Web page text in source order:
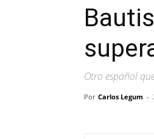
Otro español
Por Carlos Legum -